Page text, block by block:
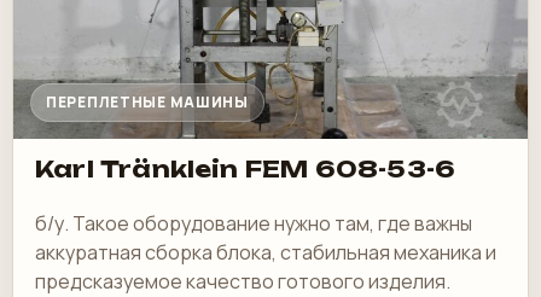
ПЕРЕПЛЕТНЫЕ МАШИНЫ
Karl Tränklein FEM 608-53-6
б/у. Такое оборудование нужно там, где важны
аккуратная сборка блока, стабильная механика и
предсказуемое качество готового изделия.